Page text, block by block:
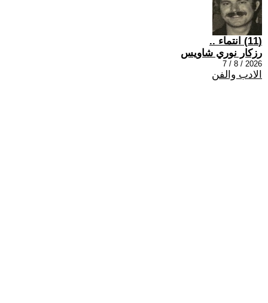
(11) انتماء ..
رزكار نوري شاويس
2026 / 8 / 7
الادب والفن